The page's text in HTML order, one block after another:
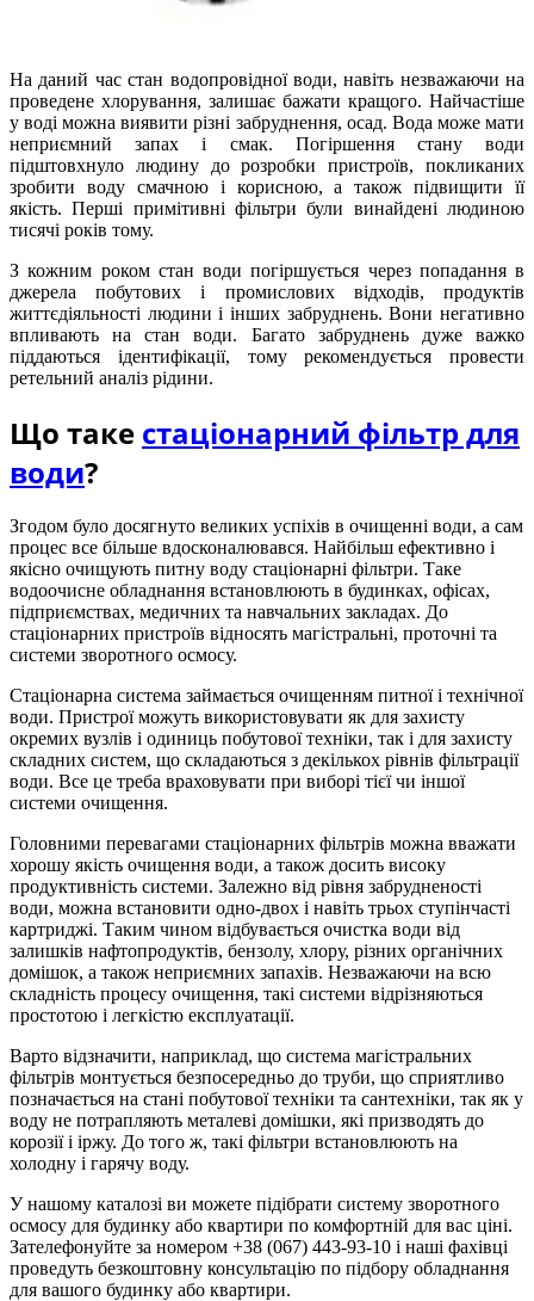
На даний час стан водопровідної води, навіть незважаючи на
проведене хлорування, залишає бажати кращого. Найчастіше
у воді можна виявити різні забруднення, осад. Вода може мати
неприємний запах і смак. Погіршення стану води
підштовхнуло людину до розробки пристроїв, покликаних
зробити воду смачною і корисною, а також підвищити її
якість. Перші примітивні фільтри були винайдені людиною
тисячі років тому.
З кожним роком стан води погіршується через попадання в
джерела побутових і промислових відходів, продуктів
життєдіяльності людини і інших забруднень. Вони негативно
впливають на стан води. Багато забруднень дуже важко
піддаються ідентифікації, тому рекомендується провести
ретельний аналіз рідини.
Що таке стаціонарний фільтр для
води?
Згодом було досягнуто великих успіхів в очищенні води, а сам
процес все більше вдосконалювався. Найбільш ефективно і
якісно очищують питну воду стаціонарні фільтри. Таке
водоочисне обладнання встановлюють в будинках, офісах,
підприємствах, медичних та навчальних закладах. До
стаціонарних пристроїв відносять магістральні, проточні та
системи зворотного осмосу.
Стаціонарна система займається очищенням питної і технічної
води. Пристрої можуть використовувати як для захисту
окремих вузлів і одиниць побутової техніки, так і для захисту
складних систем, що складаються з декількох рівнів фільтрації
води. Все це треба враховувати при виборі тієї чи іншої
системи очищення.
Головними перевагами стаціонарних фільтрів можна вважати
хорошу якість очищення води, а також досить високу
продуктивність системи. Залежно від рівня забрудненості
води, можна встановити одно-двох і навіть трьох ступінчасті
картриджі. Таким чином відбувається очистка води від
залишків нафтопродуктів, бензолу, хлору, різних органічних
домішок, а також неприємних запахів. Незважаючи на всю
складність процесу очищення, такі системи відрізняються
простотою і легкістю експлуатації.
Варто відзначити, наприклад, що система магістральних
фільтрів монтується безпосередньо до труби, що сприятливо
позначається на стані побутової техніки та сантехніки, так як у
воду не потрапляють металеві домішки, які призводять до
корозії і іржу. До того ж, такі фільтри встановлюють на
холодну і гарячу воду.
У нашому каталозі ви можете підібрати систему зворотного
осмосу для будинку або квартири по комфортній для вас ціні.
Зателефонуйте за номером +38 (067) 443-93-10 і наші фахівці
проведуть безкоштовну консультацію по підбору обладнання
для вашого будинку або квартири.